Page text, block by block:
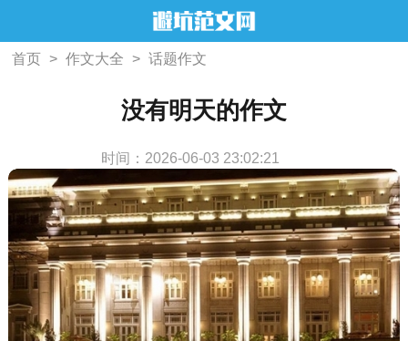
首页 > 作文大全 > 话题作文
没有明天的作文
时间：2026-06-03 23:02:21